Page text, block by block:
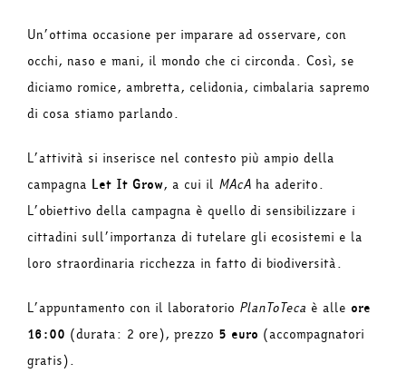
Un’ottima occasione per imparare ad osservare, con
occhi, naso e mani, il mondo che ci circonda. Così, se
diciamo romice, ambretta, celidonia, cimbalaria sapremo
di cosa stiamo parlando.
L’attività si inserisce nel contesto più ampio della
campagna Let It Grow, a cui il MAcA ha aderito.
L’obiettivo della campagna è quello di sensibilizzare i
cittadini sull’importanza di tutelare gli ecosistemi e la
loro straordinaria ricchezza in fatto di biodiversità.
L’appuntamento con il laboratorio PlanToTeca è alle ore
16:00 (durata: 2 ore), prezzo 5 euro (accompagnatori
gratis).